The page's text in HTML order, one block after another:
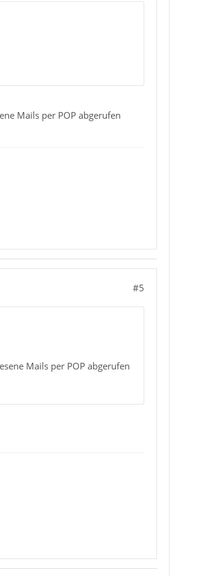
Mails per POP abgerufen
#5
Mails per POP abgerufen